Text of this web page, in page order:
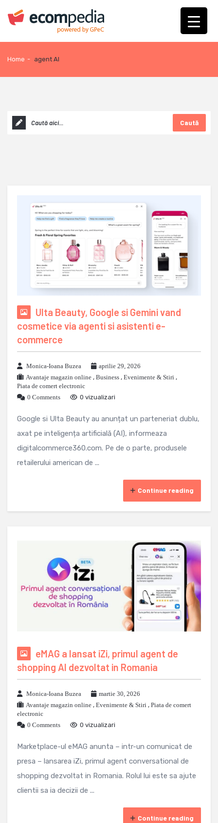
Home - agent AI
Caută
Ulta Beauty, Google si Gemini vand
cosmetice via agenti si asistenti e-
commerce
Monica-Ioana Buzea
aprilie 29, 2026
Avantaje magazin online , Business , Evenimente & Stiri ,
Piata de comert electronic
0 Comments
0 vizualizari
Google si Ulta Beauty au anunțat un parteneriat dublu,
axat pe inteligența artificială (AI), informeaza
digitalcommerce360.com. Pe de o parte, produsele
retailerului american de ...
Continue reading
eMAG a lansat iZi, primul agent de
shopping AI dezvoltat in Romania
Monica-Ioana Buzea
martie 30, 2026
Avantaje magazin online , Evenimente & Stiri , Piata de comert
electronic
0 Comments
0 vizualizari
Marketplace-ul eMAG anunta – intr-un comunicat de
presa – lansarea iZi, primul agent conversational de
shopping dezvoltat in Romania. Rolul lui este sa ajute
clientii sa ia decizii de ...
Continue reading